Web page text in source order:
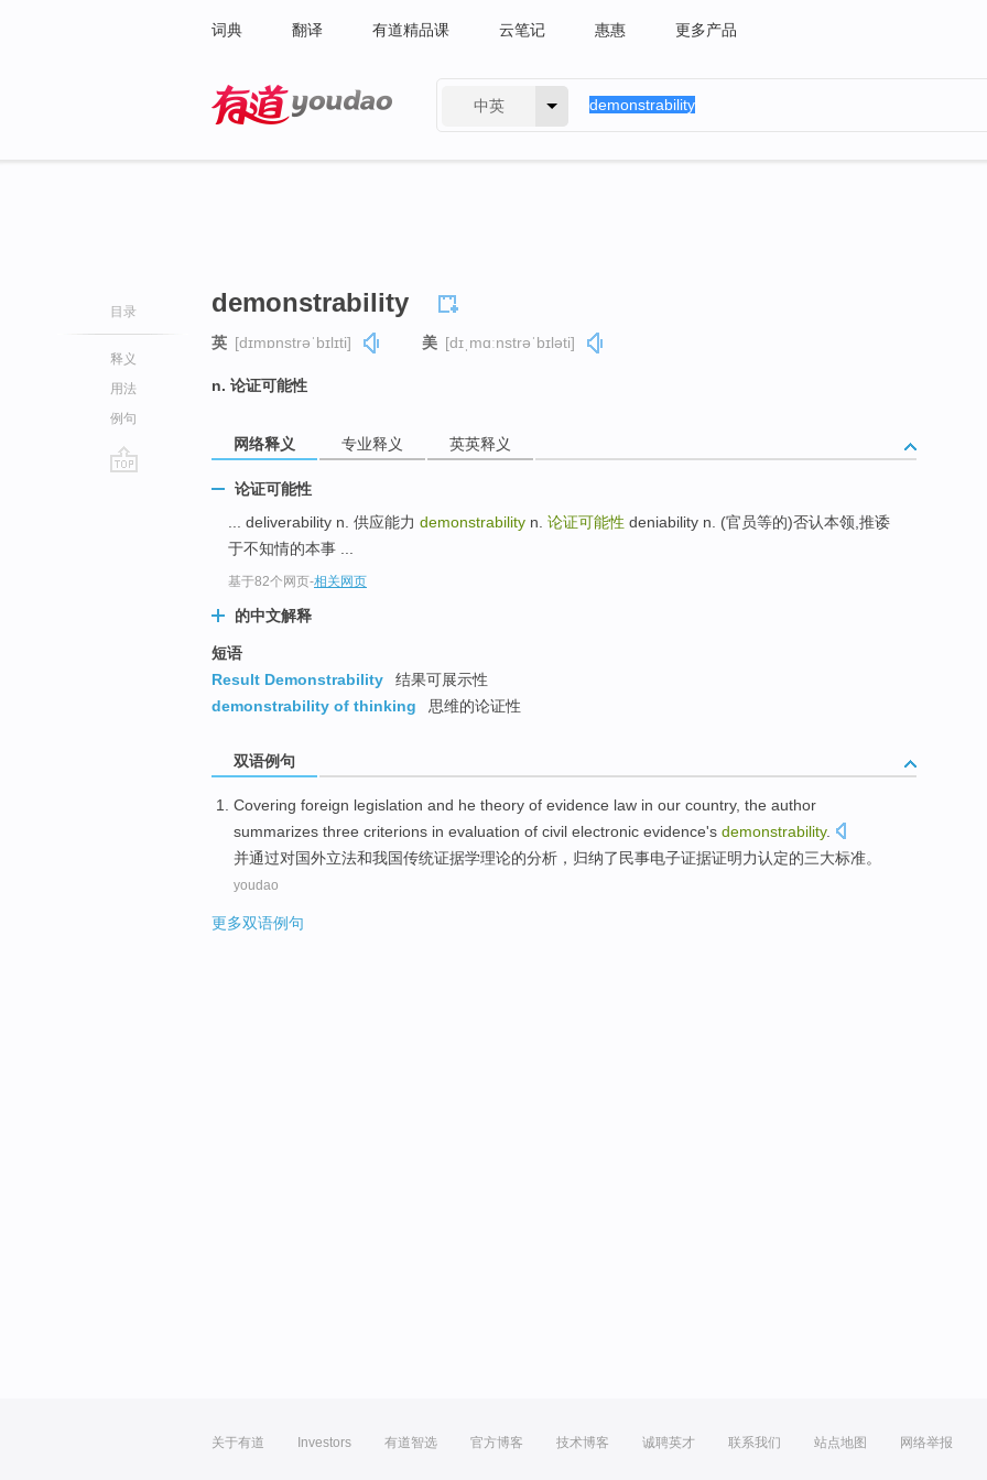
词典 翻译 有道精品课 云笔记 惠惠 更多产品
中英
目录
释义
用法
例句
demonstrability
英 [dɪmɒnstrəˈbɪlɪti] 美 [dɪˌmɑːnstrəˈbɪləti]
n. 论证可能性
网络释义 专业释义 英英释义
论证可能性
... deliverability n. 供应能力 demonstrability n. 论证可能性 deniability n. (官员等的)否认本领,推诿
于不知情的本事 ...
基于82个网页-相关网页
的中文解释
短语
Result Demonstrability
结果可展示性
demonstrability of thinking
思维的论证性
双语例句
Covering foreign legislation and he theory of evidence law in our country, the author
summarizes three criterions in evaluation of civil electronic evidence's demonstrability.
并通过对国外立法和我国传统证据学理论的分析， 归纳了 民事电子证据证明力认定的三大标准。
youdao
更多双语例句
关于有道 Investors 有道智选 官方博客 技术博客 诚聘英才 联系我们 站点地图 网络举报